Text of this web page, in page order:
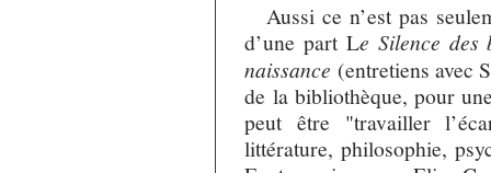
Aussi ce n’est pas
d’une part Le Silence des
naissance (entretiens avec
de la bibliothèque, pour
peut être "travailler
littérature, philosophie,